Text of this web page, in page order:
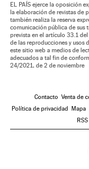
EL PAÍS ejerce la oposición
la elaboración de revistas de
también realiza la reserva
comunicación pública de sus
prevista en el artículo 33.1 del
de las reproducciones y usos
este sitio web a medios de
adecuados a tal fin de
24/2021, de 2 de noviembre
Contacto Venta de
Política de privacidad Mapa
RSS